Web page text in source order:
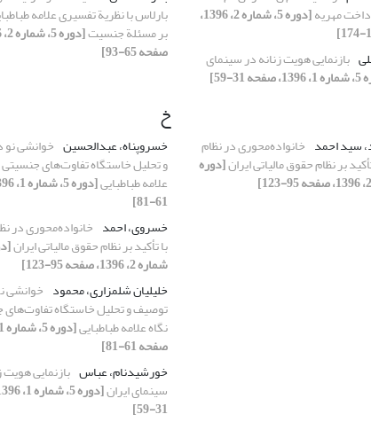
مهریه [دوره 5، شماره 2، 1396،
بازنمایی هویت زنانه در سینمای
59]
بارلاس با نظریة تفسیری علامه
بر مسئلة جنسیت
صفحه 65-93]
سید احمد خانواده‌محوری در نظام
بر نظام حقوق مالیاتی ایران[دوره
خ
خسرو‌پناه، عبدالحسین خوانشی
و تحلیل خاستگاه تفاوت‌های جنسیتی
علامه طباطبایی
61-81]
خسروی، احمد خانواده‌محوری در
با تأکید بر نظام حقوق مالیاتی ایران
شماره 2، 1396، صفحه 95-123]
خلیلیان شلمزاری، محمود خوانشی
توصیف و تحلیل خاستگاه تفاوت‌های
نگاه علامه طباطبایی
صفحه 61-81]
خورشیدنام، عباس بازنمایی هویت
سینمای ایران
31-59]